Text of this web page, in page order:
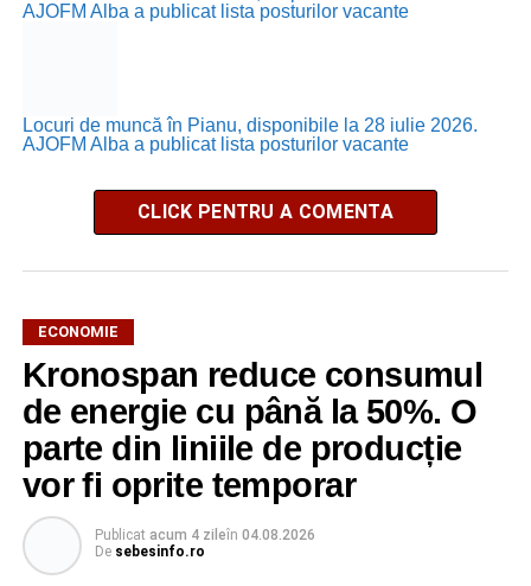
AJOFM Alba a publicat lista posturilor vacante
Locuri de muncă în Pianu, disponibile la 28 iulie 2026.
AJOFM Alba a publicat lista posturilor vacante
CLICK PENTRU A COMENTA
ECONOMIE
Kronospan reduce consumul
de energie cu până la 50%. O
parte din liniile de producție
vor fi oprite temporar
Publicat acum 4 zileîn 04.08.2026
De sebesinfo.ro